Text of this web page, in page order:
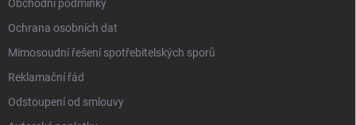
Obchodní podmínky
Ochrana osobních dat
Mimosoudní řešení spotřebitelských sporů
Reklamační řád
Odstoupení od smlouvy